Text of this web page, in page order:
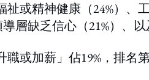
或精神健康（24%）、
層缺乏信心（21%）、
或加薪」佔19%，排名